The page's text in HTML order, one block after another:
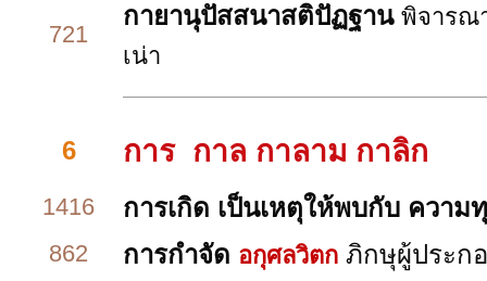
721
กายานุปัสสนาสติปัฏฐาน พิจารณ
เน่า
6 การ กาล กาลาม กาลิก
1416 การเกิด เป็นเหตุให้พบกับ ความ
862 การกำจัด อกุศลวิตก ภิกษุผู้ประก